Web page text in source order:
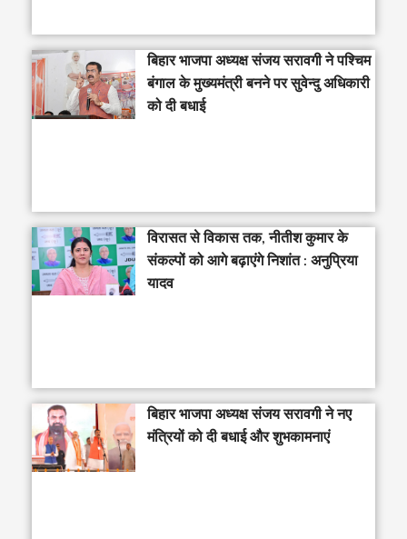
‎बिहार भाजपा अध्यक्ष संजय सरावगी ने पश्चिम
बंगाल के मुख्यमंत्री बनने पर सुवेन्दु अधिकारी
को दी बधाई
विरासत से विकास तक, नीतीश कुमार के
संकल्पों को आगे बढ़ाएंगे निशांत : अनुप्रिया
यादव
बिहार भाजपा अध्यक्ष संजय सरावगी ने नए
मंत्रियों को दी बधाई और शुभकामनाएं